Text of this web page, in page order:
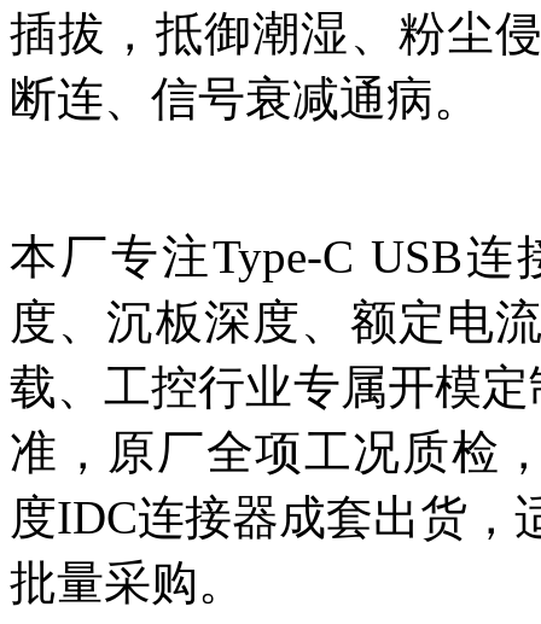
插拔，抵御潮湿、粉尘
断连、信号衰减通病。
本厂专注Type-C USB
度、沉板深度、额定电
载、工控行业专属开模
准，原厂全项工况质检
度IDC连接器成套出货，
批量采购。